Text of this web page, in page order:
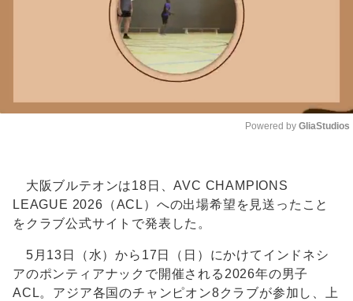
Powered by GliaStudios
大阪ブルテオンは18日、AVC CHAMPIONS
LEAGUE 2026（ACL）への出場希望を見送ったこと
をクラブ公式サイトで発表した。
5月13日（水）から17日（日）にかけてインドネシ
アのポンティアナックで開催される2026年の男子
ACL。アジア各国のチャンピオン8クラブが参加し、上